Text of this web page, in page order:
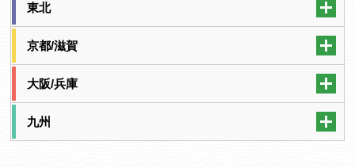
東北
京都/滋賀
大阪/兵庫
九州